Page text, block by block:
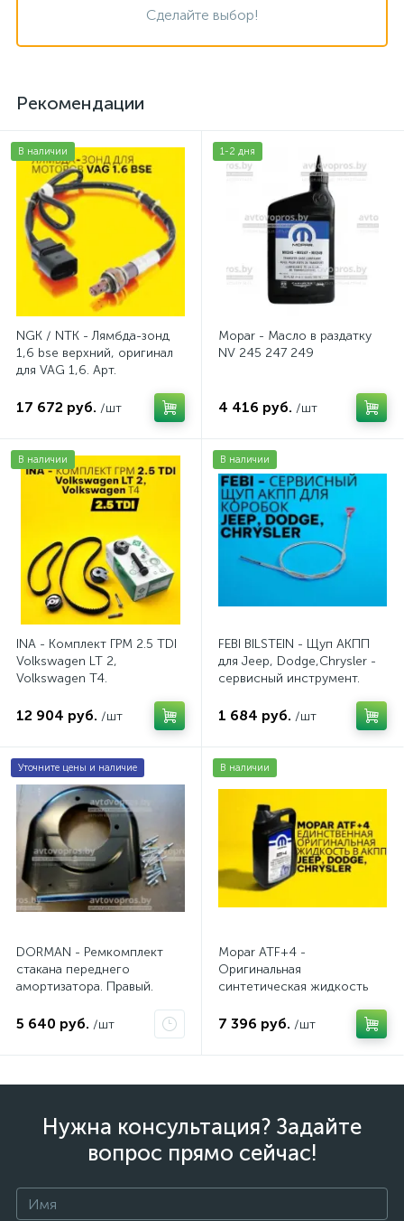
Сделайте выбор!
Рекомендации
В наличии
NGK / NTK - Лямбда-зонд
1,6 bse верхний, оригинал
для VAG 1,6. Арт.
17 672 руб. /шт
1-2 дня
Mopar - Масло в раздатку
NV 245 247 249
4 416 руб. /шт
В наличии
INA - Комплект ГРМ 2.5 TDI
Volkswagen LT 2,
Volkswagen Т4.
12 904 руб. /шт
В наличии
FEBI BILSTEIN - Щуп АКПП
для Jeep, Dodge,Chrysler -
сервисный инструмент.
1 684 руб. /шт
Уточните цены и наличие
DORMAN - Ремкомплект
стакана переднего
амортизатора. Правый.
5 640 руб. /шт
В наличии
Mopar ATF+4 -
Оригинальная
синтетическая жидкость
7 396 руб. /шт
Нужна консультация? Задайте
вопрос прямо сейчас!